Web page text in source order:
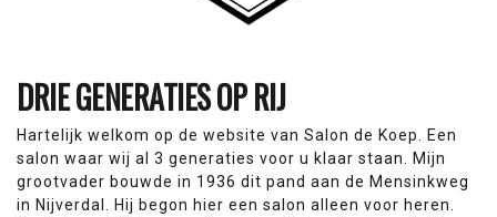
DRIE GENERATIES OP RIJ
Hartelijk welkom op de website van Salon de Koep. Een
salon waar wij al 3 generaties voor u klaar staan. Mijn
grootvader bouwde in 1936 dit pand aan de Mensinkweg
in Nijverdal. Hij begon hier een salon alleen voor heren.